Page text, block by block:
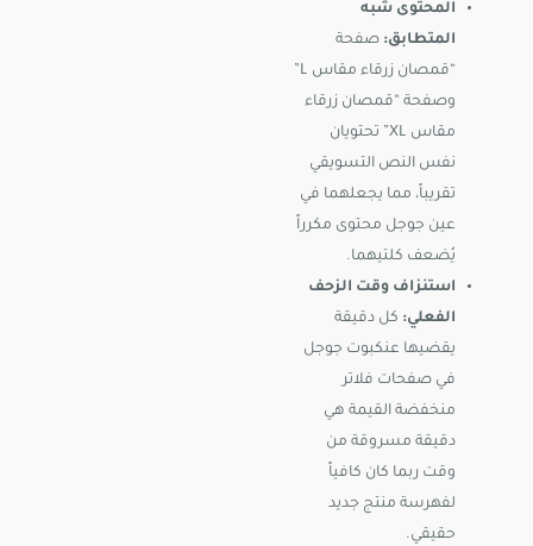
المحتوى شبه
المتطابق: صفحة
“قمصان زرقاء مقاس L”
وصفحة “قمصان زرقاء
مقاس XL” تحتويان
نفس النص التسويقي
تقريباً، مما يجعلهما في
عين جوجل محتوى مكرراً
يُضعف كلتيهما.
استنزاف وقت الزحف
الفعلي: كل دقيقة
يقضيها عنكبوت جوجل
في صفحات فلاتر
منخفضة القيمة هي
دقيقة مسروقة من
وقت ربما كان كافياً
لفهرسة منتج جديد
حقيقي.